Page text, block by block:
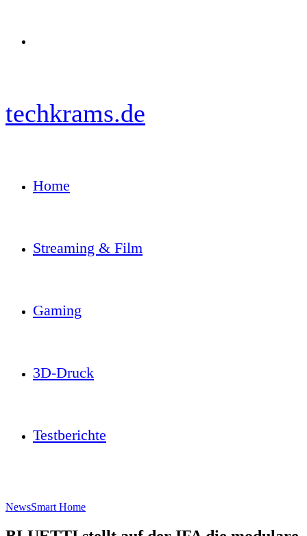
techkrams.de
Home
Streaming & Film
Gaming
3D-Druck
Testberichte
NewsSmart Home